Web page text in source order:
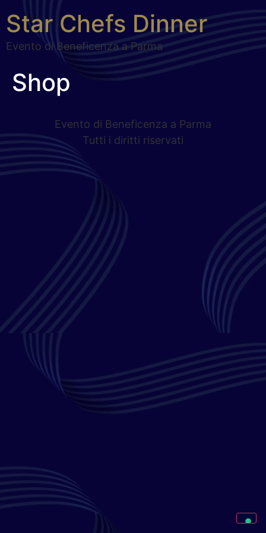
Star Chefs Dinner
Evento di Beneficenza a Parma
Shop
Evento di Beneficenza a Parma
Tutti i diritti riservati